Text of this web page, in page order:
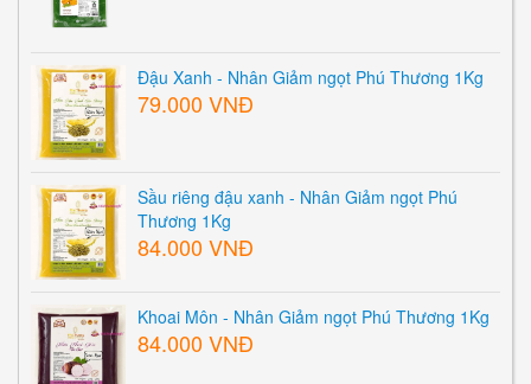
Đậu Xanh - Nhân Giảm ngọt Phú Thương 1Kg
79.000 VNĐ
Sầu riêng đậu xanh - Nhân Giảm ngọt Phú
Thương 1Kg
84.000 VNĐ
Khoai Môn - Nhân Giảm ngọt Phú Thương 1Kg
84.000 VNĐ